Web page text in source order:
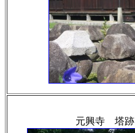
元興寺 塔跡